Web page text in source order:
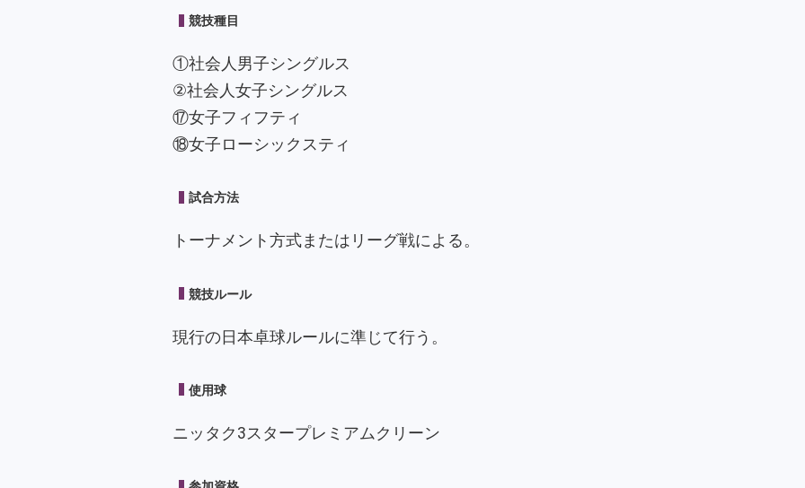
競技種目
①社会人男子シングルス
②社会人女子シングルス
⑰女子フィフティ
⑱女子ローシックスティ
試合方法
トーナメント方式またはリーグ戦による。
競技ルール
現行の日本卓球ルールに準じて行う。
使用球
ニッタク3スタープレミアムクリーン